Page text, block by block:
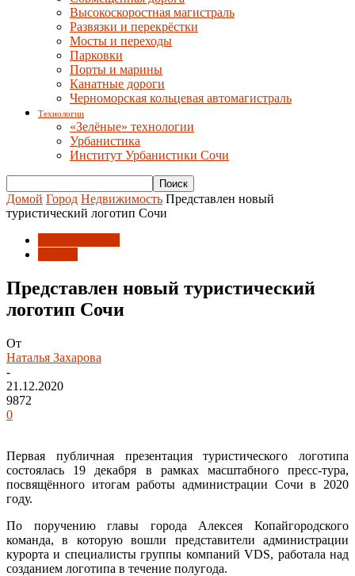
Высокоскоростная магистраль
Развязки и перекрёстки
Мосты и переходы
Парковки
Порты и марины
Канатные дороги
Черноморская кольцевая автомагистраль
Технологии
«Зелёные» технологии
Урбанистика
Институт Урбанистики Сочи
Домой Город Недвижимость Представлен новый
туристический логотип Сочи
Представлен новый туристический
логотип Сочи
От
Наталья Захарова
-
21.12.2020
9872
0
Первая публичная презентация туристического логотипа
состоялась 19 декабря в рамках масштабного пресс-тура,
посвящённого итогам работы администрации Сочи в 2020
году.
По поручению главы города Алексея Копайгородского
команда, в которую вошли представители администрации
курорта и специалисты группы компаний VDS, работала над
созданием логотипа в течение полугода.